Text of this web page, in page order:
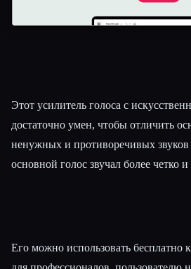
Этот усилитель голоса с
достаточно умен, чтобы отличить
ненужных и противоречивых
основной голос звучал более четко
Его можно использовать бесплатно